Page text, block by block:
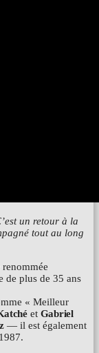
un retour à la
tout au long
de plus de 35 ans
« Meilleur
et Gabriel
— il est également